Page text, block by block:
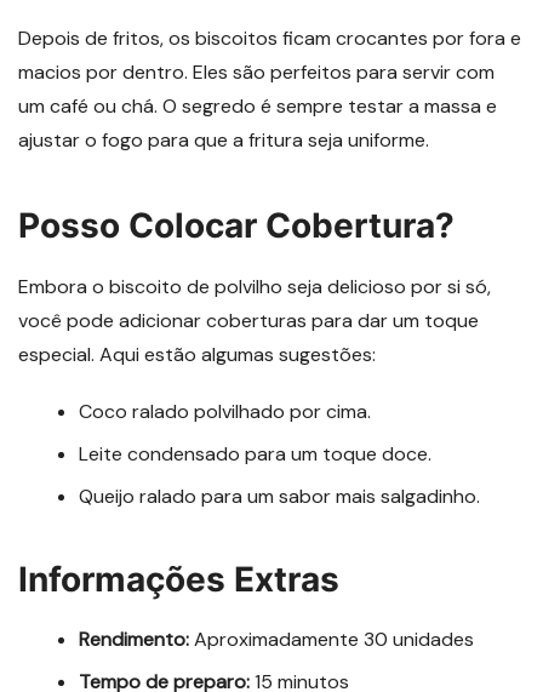
Depois de fritos, os biscoitos ficam crocantes por fora e
macios por dentro. Eles são perfeitos para servir com
um café ou chá. O segredo é sempre testar a massa e
ajustar o fogo para que a fritura seja uniforme.
Posso Colocar Cobertura?
Embora o biscoito de polvilho seja delicioso por si só,
você pode adicionar coberturas para dar um toque
especial. Aqui estão algumas sugestões:
Coco ralado polvilhado por cima.
Leite condensado para um toque doce.
Queijo ralado para um sabor mais salgadinho.
Informações Extras
Rendimento:Aproximadamente 30 unidades
Tempo de preparo:15 minutos